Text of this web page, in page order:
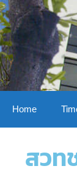
Home
สวท